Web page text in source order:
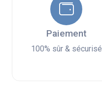
Paiement
100% sûr & sécurisé